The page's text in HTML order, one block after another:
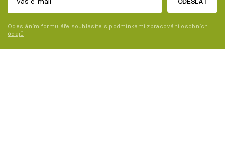
Odesláním formuláře souhlasíte s podmínkami zpracování osobních
údajů